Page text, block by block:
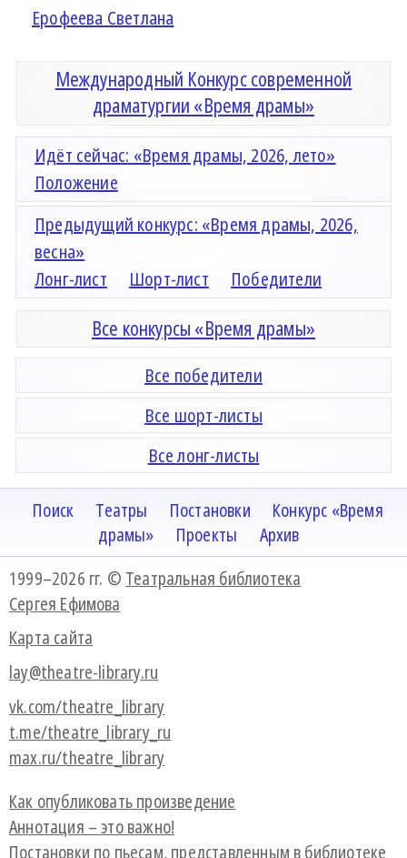
Ерофеева Светлана
Международный Конкурс современной
драматургии «Время драмы»
Идёт сейчас: «Время драмы, 2026, лето»
Положение
Предыдущий конкурс: «Время драмы, 2026,
весна»
Лонг-лист
Шорт-лист Победители
Все конкурсы «Время драмы»
Все победители
Все шорт-листы
Все лонг-листы
Поиск Театры Постановки
Конкурс «Время
драмы»
Проекты
Архив
1999–2026 гг. © Театральная библиотека
Сергея Ефимова
Карта сайта
lay@theatre-library.ru
vk.com/theatre_library
t.me/theatre_library_ru
max.ru/theatre_library
Как опубликовать произведение
Аннотация – это важно!
Постановки по пьесам, представленным в библиотеке